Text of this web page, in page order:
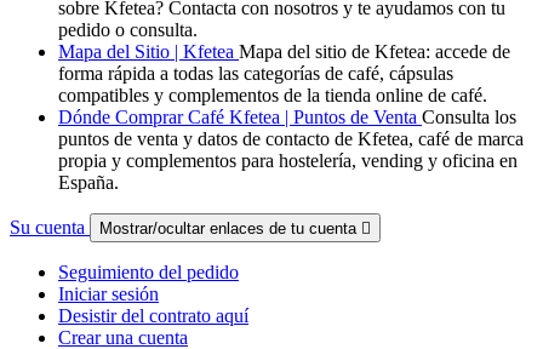
sobre Kfetea? Contacta con nosotros y te ayudamos con tu
pedido o consulta.
Mapa del Sitio | Kfetea Mapa del sitio de Kfetea: accede de
forma rápida a todas las categorías de café, cápsulas
compatibles y complementos de la tienda online de café.
Dónde Comprar Café Kfetea | Puntos de Venta Consulta los
puntos de venta y datos de contacto de Kfetea, café de marca
propia y complementos para hostelería, vending y oficina en
España.
Su cuenta Mostrar/ocultar enlaces de tu cuenta 
Seguimiento del pedido
Iniciar sesión
Desistir del contrato aquí
Crear una cuenta